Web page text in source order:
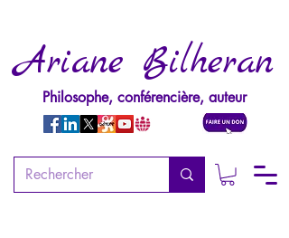
Ariane Bilheran
Philosophe, conférencière, auteur